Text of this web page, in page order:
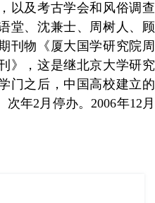
以及考古学会和风俗调查
堂、沈兼士、周树人、顾
刊物《厦大国学研究院周
》，这是继北京大学研究
门之后，中国高校建立的
次年2 月停办。2006年12 月